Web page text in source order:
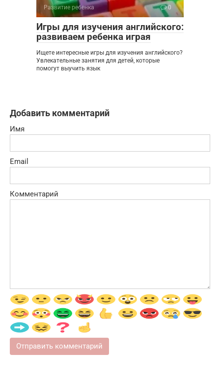
Развитие ребенка 0
Игры для изучения английского:
развиваем ребенка играя
Ищете интересные игры для изучения английского?
Увлекательные занятия для детей, которые
помогут выучить язык
Добавить комментарий
Имя
Email
Комментарий